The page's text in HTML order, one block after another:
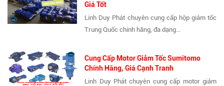
Giá Tốt
Linh Duy Phát chuyên cung cấp hộp giảm tốc
Trung Quốc chính hãng, đa dạng...
Cung Cấp Motor Giảm Tốc Sumitomo
Chính Hãng, Giá Cạnh Tranh
Linh Duy Phát chuyên cung cấp motor giảm